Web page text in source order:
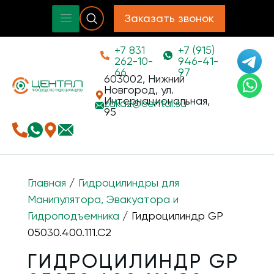
Заказать звонок
+7 831
262-10-
66
+7 (915)
946-41-
97
603002, Нижний
Новгород, ул.
Интернациональная,
95
zakaz@cental.su
Главная / Гидроцилиндры для
Манипулятора, Эвакуатора и
Гидроподъемника / Гидроцилиндр GP
05030.400.111.C2
ГИДРОЦИЛИНДР GP